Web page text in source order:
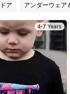
ア アンダーウェア
4-7 Years